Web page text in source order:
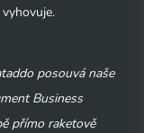
posouvá naše
Business
přímo raketově